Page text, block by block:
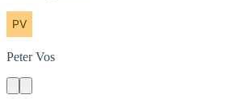
Peter Vos